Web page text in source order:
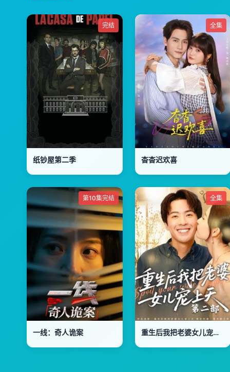
完结
纸钞屋第二季
全集
杳杳迟欢喜
第10集完结
一线：奇人诡案
全集
重生后我把老婆女儿宠上天第2部